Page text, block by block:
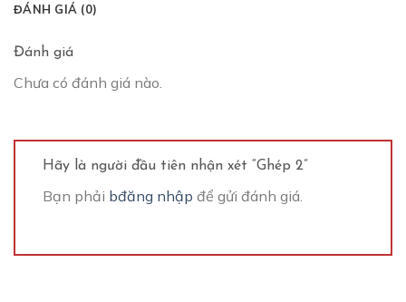
ĐÁNH GIÁ (0)
Đánh giá
Chưa có đánh giá nào.
Hãy là người đầu tiên nhận xét “Ghép 2”
Bạn phải bđăng nhập để gửi đánh giá.